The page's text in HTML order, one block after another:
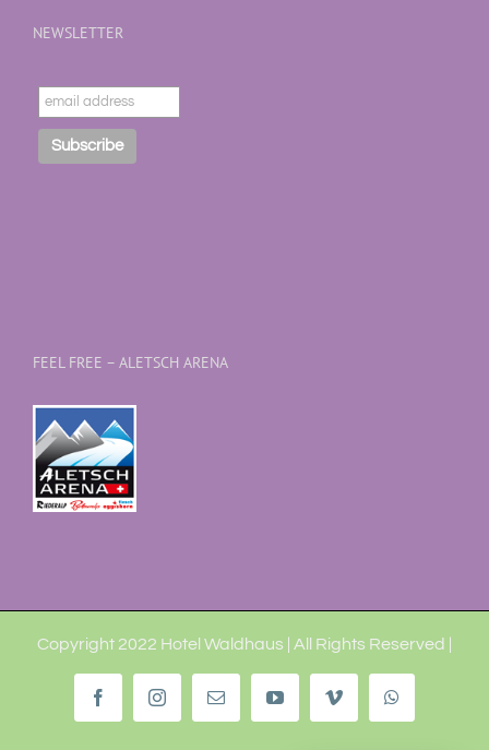
NEWSLETTER
FEEL FREE – ALETSCH ARENA
Copyright 2022 Hotel Waldhaus | All Rights Reserved |
FacebookInstagramEmail YouTubeVimeo